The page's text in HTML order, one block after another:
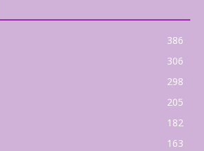
386
306
298
205
182
163